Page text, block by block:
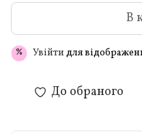
В
% Увійти для
До обраного